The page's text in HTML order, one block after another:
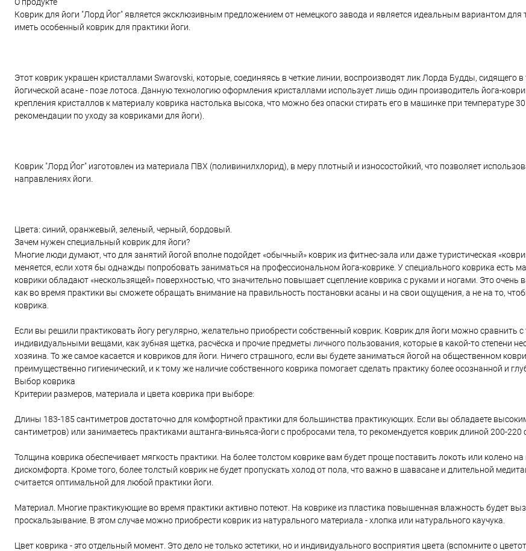
Коврик для йоги "Лорд Йог" является эксклюзивным предложением от немецкого завода и является идеальным вариантом для
иметь особенный коврик для практики йоги.
Этот коврик украшен кристаллами Swarovski, которые, соединяясь в четкие линии, воспроизводят лик Лорда Будды, сидящего
йогической асане - позе лотоса. Данную технологию оформления кристаллами использует лишь один производитель йога-
крепления кристаллов к материалу коврика настолька высока, что можно без опаски стирать его в машинке при температуре 30
рекомендации по уходу за ковриками для йоги).
Коврик "Лорд Йог" изготовлен из материала ПВХ (поливинилхлорид), в меру плотный и износостойкий, что позволяет
направлениях йоги.
Цвета: синий, оранжевый, зеленый, черный, бордовый.
Зачем нужен специальный коврик для йоги?
Многие люди думают, что для занятий йогой вполне подойдет «обычный» коврик из фитнес-зала или даже туристическая
меняется, если хотя бы однажды попробовать заниматься на профессиональном йога-коврике. У специального коврика есть
коврики обладают «нескользящей» поверхностью, что значительно повышает сцепление коврика с руками и ногами. Это
как во время практики вы сможете обращать внимание на правильность постановки асаны и на свои ощущения, а не на то,
коврика.
Если вы решили практиковать йогу регулярно, желательно приобрести собственный коврик. Коврик для йоги можно сравнить
индивидуальными вещами, как зубная щетка, расчёска и прочие предметы личного пользования, которые в какой-то степени
хозяина. То же самое касается и ковриков для йоги. Ничего страшного, если вы будете заниматься йогой на общественном
преимущественно гигиенический, и к тому же наличие собственного коврика помогает сделать практику более осознанной и
Выбор коврика
Критерии размеров, материала и цвета коврика при выборе:
Длины 183-185 сантиметров достаточно для комфортной практики для большинства практикующих. Если вы обладаете
сантиметров) или занимаетесь практиками аштанга-виньяса-йоги с пробросами тела, то рекомендуется коврик длиной 200-220
Толщина коврика обеспечивает мягкость практики. На более толстом коврике вам будет проще поставить локоть или колено
дискомфорта. Кроме того, более толстый коврик не будет пропускать холод от пола, что важно в шавасане и длительной
считается оптимальной для любой практики йоги.
Материал. Многие практикующие во время практики активно потеют. На коврике из пластика повышенная влажность будет
проскальзывание. В этом случае можно приобрести коврик из натурального материала - хлопка или натурального каучука.
Цвет коврика - это отдельный момент. Это дело не только эстетики, но и индивидуального восприятия цвета (вспомните о